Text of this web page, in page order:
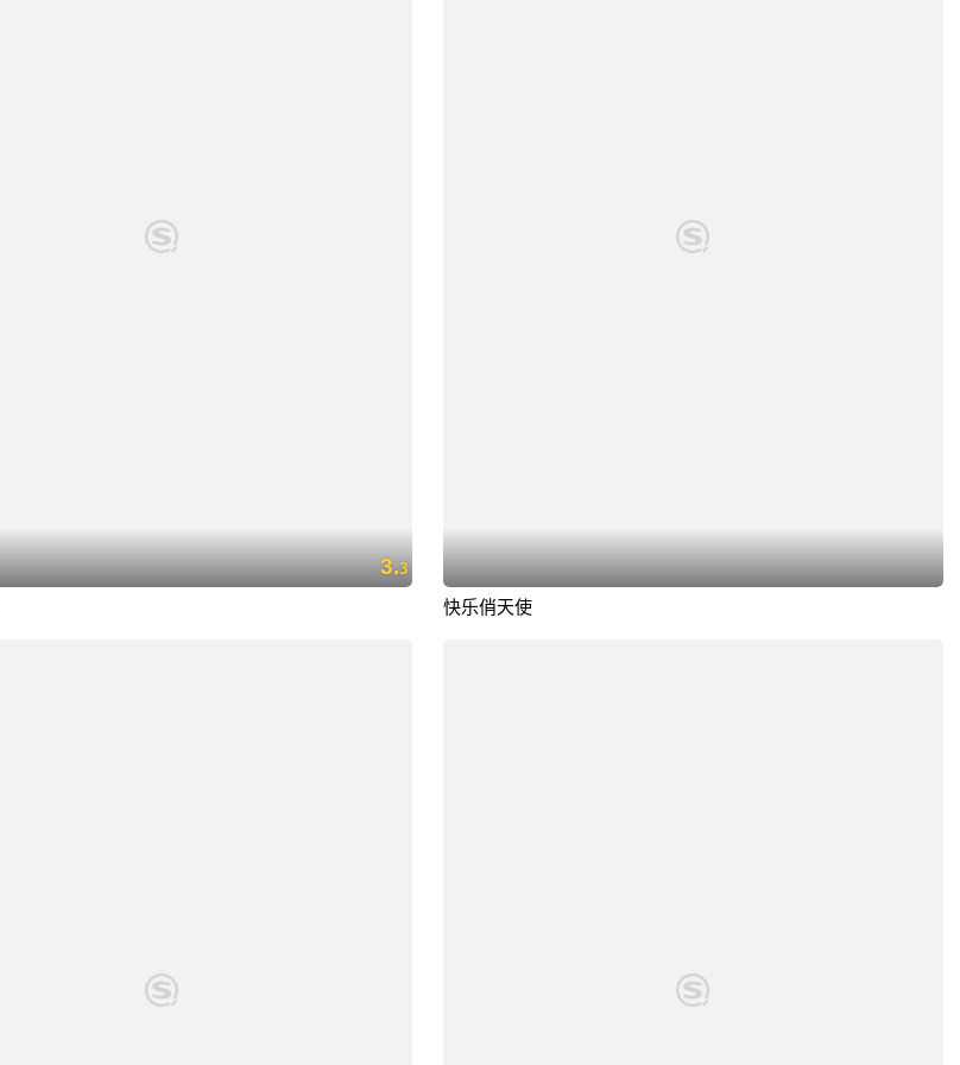
3.3
快乐俏天使